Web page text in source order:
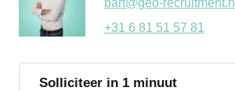
bart@geo-recruitment.nl
+31 6 81 51 57 81
Solliciteer in 1 minuut